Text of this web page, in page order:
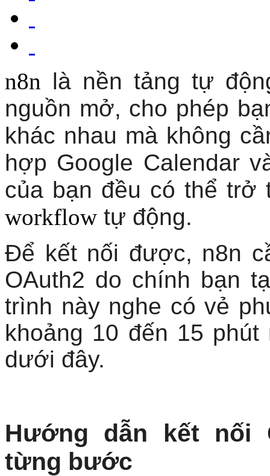
n8n là nền tảng tự
nguồn mở, cho phép
khác nhau mà không
hợp Google Calendar
của bạn đều có thể trở
workflow tự động.
Để kết nối được, n8n
OAuth2 do chính bạn
trình này nghe có vẻ
khoảng 10 đến 15
dưới đây.
Hướng dẫn kết nối
từng bước